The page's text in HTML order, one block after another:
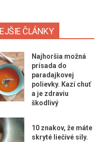
ČLÁNKY
Najhoršia možná
prísada do
paradajkovej
polievky. Kazí chuť
a je zdraviu
škodlivý
10 znakov, že máte
skryté liečivé sily.